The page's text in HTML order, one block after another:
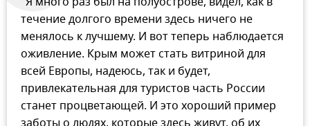
течение долгого времени здесь ничего не
менялось к лучшему. И вот теперь наблюдается
оживление. Крым может стать витриной для
всей Европы, надеюсь, так и будет,
привлекательная для туристов часть России
станет процветающей. И это хороший пример